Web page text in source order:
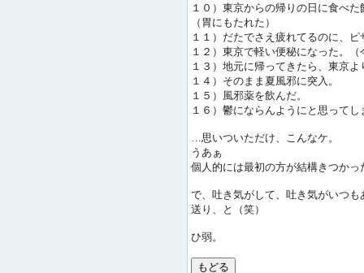
１０）東京からの帰りの日に食べ
（胃にもたれた）
１１）だたでさえ疲れてるのに、
１２）東京で軽い便秘になった。
１３）地元に帰ってきたら、東京
１４）そのまま夏風邪に突入。
１５）風邪薬を飲んだ。
１６）鬱にならんようにと思ってし
…思いついただけ、こんなケ。
うあぁ
個人的には最初の方が結構きつかっ
で、吐き気がして、吐き気がいつ
送り、と（笑）
ひ弱。